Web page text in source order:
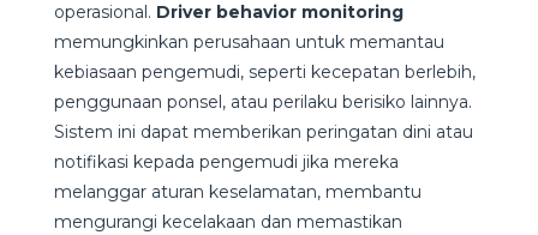
operasional. Driver behavior monitoring
memungkinkan perusahaan untuk memantau
kebiasaan pengemudi, seperti kecepatan berlebih,
penggunaan ponsel, atau perilaku berisiko lainnya.
Sistem ini dapat memberikan peringatan dini atau
notifikasi kepada pengemudi jika mereka
melanggar aturan keselamatan, membantu
mengurangi kecelakaan dan memastikan